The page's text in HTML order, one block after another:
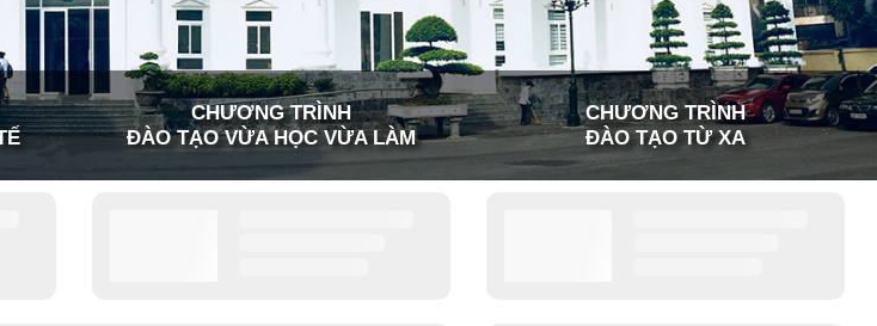
CHƯƠNG TRÌNH
ĐÀO TẠO VỪA HỌC VỪA LÀM
CHƯƠNG TRÌNH
ĐÀO TẠO TỪ XA